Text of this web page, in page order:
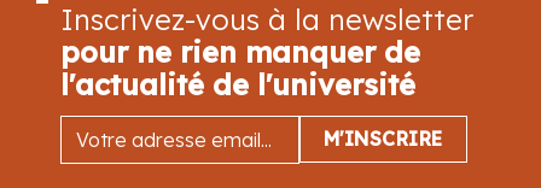
Inscrivez-vous à la newsletter
pour ne rien manquer de
l'actualité de l'université